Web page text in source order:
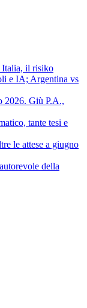
Italia, il risiko
e IA; Argentina vs
2026. Giù P.A.,
tante tesi e
le attese a giugno
della